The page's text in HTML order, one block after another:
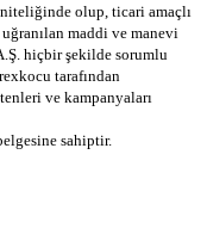
olup, ticari amaçlı
maddi ve manevi
hiçbir şekilde sorumlu
tarafından
ve kampanyaları
sahiptir.